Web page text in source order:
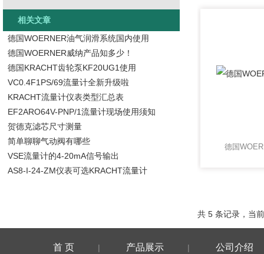
德国
共 5 条记录，当
相关文章
德国WOERNER油气润滑系统国内使用
德国WOERNER威纳产品知多少！
德国KRACHT齿轮泵KF20UG1使用
VC0.4F1PS/69流量计全新升级啦
KRACHT流量计仪表类型汇总表
EF2ARO64V-PNP/1流量计现场使用须知
贺德克滤芯尺寸测量
简单聊聊气动阀有哪些
VSE流量计的4-20mA信号输出
AS8-I-24-ZM仪表可选KRACHT流量计
首 页 | 产品展示 | 公司介绍